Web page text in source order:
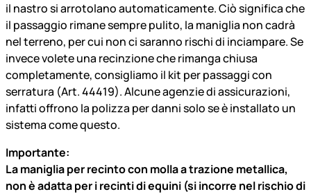
il nastro si arrotolano automaticamente. Ciò significa che
il passaggio rimane sempre pulito, la maniglia non cadrà
nel terreno, per cui non ci saranno rischi di inciampare. Se
invece volete una recinzione che rimanga chiusa
completamente, consigliamo il kit per passaggi con
serratura (Art. 44419). Alcune agenzie di assicurazioni,
infatti offrono la polizza per danni solo se è installato un
sistema come questo.
Importante:
La maniglia per recinto con molla a trazione metallica,
non è adatta per i recinti di equini (si incorre nel rischio di